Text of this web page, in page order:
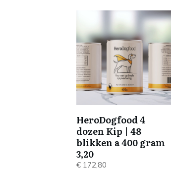
HeroDogfood 4
dozen Kip | 48
blikken a 400 gram
3,20
€ 172,80